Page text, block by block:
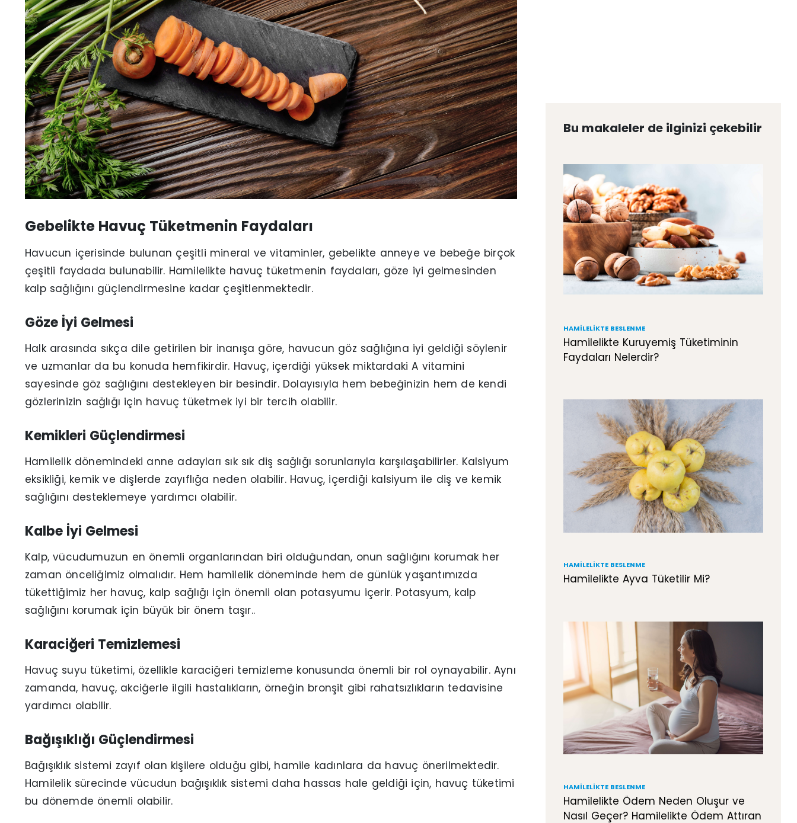
Gebelikte Havuç Tüketmenin Faydaları
Havucun içerisinde bulunan çeşitli mineral ve vitaminler, gebelikte anneye ve bebeğe birçok
çeşitli faydada bulunabilir. Hamilelikte havuç tüketmenin faydaları, göze iyi gelmesinden
kalp sağlığını güçlendirmesine kadar çeşitlenmektedir.
Göze İyi Gelmesi
Halk arasında sıkça dile getirilen bir inanışa göre, havucun göz sağlığına iyi geldiği söylenir
ve uzmanlar da bu konuda hemfikirdir. Havuç, içerdiği yüksek miktardaki A vitamini
sayesinde göz sağlığını destekleyen bir besindir. Dolayısıyla hem bebeğinizin hem de kendi
gözlerinizin sağlığı için havuç tüketmek iyi bir tercih olabilir.
Kemikleri Güçlendirmesi
Hamilelik dönemindeki anne adayları sık sık diş sağlığı sorunlarıyla karşılaşabilirler. Kalsiyum
eksikliği, kemik ve dişlerde zayıflığa neden olabilir. Havuç, içerdiği kalsiyum ile diş ve kemik
sağlığını desteklemeye yardımcı olabilir.
Kalbe İyi Gelmesi
Kalp, vücudumuzun en önemli organlarından biri olduğundan, onun sağlığını korumak her
zaman önceliğimiz olmalıdır. Hem hamilelik döneminde hem de günlük yaşantımızda
tükettiğimiz her havuç, kalp sağlığı için önemli olan potasyumu içerir. Potasyum, kalp
sağlığını korumak için büyük bir önem taşır..
Karaciğeri Temizlemesi
Havuç suyu tüketimi, özellikle karaciğeri temizleme konusunda önemli bir rol oynayabilir. Aynı
zamanda, havuç, akciğerle ilgili hastalıkların, örneğin bronşit gibi rahatsızlıkların tedavisine
yardımcı olabilir.
Bağışıklığı Güçlendirmesi
Bağışıklık sistemi zayıf olan kişilere olduğu gibi, hamile kadınlara da havuç önerilmektedir.
Hamilelik sürecinde vücudun bağışıklık sistemi daha hassas hale geldiği için, havuç tüketimi
bu dönemde önemli olabilir.
Bu makaleler de ilginizi çekebilir
HAMILELIKTE BESLENME
Hamilelikte Kuruyemiş Tüketiminin
Faydaları Nelerdir?
HAMILELIKTE BESLENME
Hamilelikte Ayva Tüketilir Mi?
HAMILELIKTE BESLENME
Hamilelikte Ödem Neden Oluşur ve
Nasıl Geçer? Hamilelikte Ödem Attıran